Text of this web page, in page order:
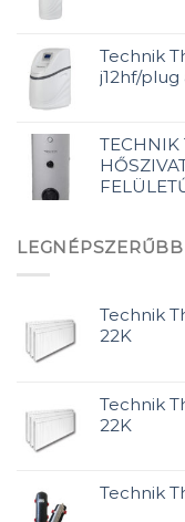
Technik
j12hf/plug
TECHNIK
Technik
22K
Technik
22K
Technik